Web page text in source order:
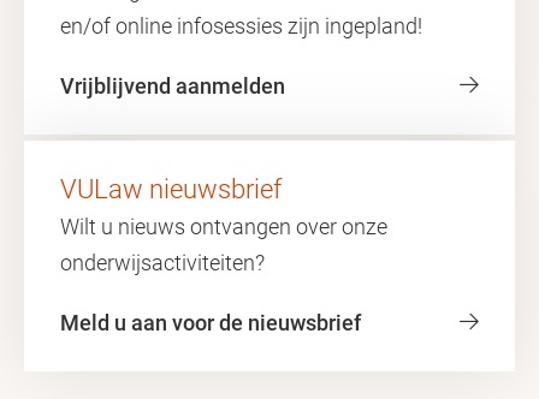
en/of online infosessies zijn ingepland!
Vrijblijvend aanmelden
VULaw nieuwsbrief
Wilt u nieuws ontvangen over onze
onderwijsactiviteiten?
Meld u aan voor de nieuwsbrief